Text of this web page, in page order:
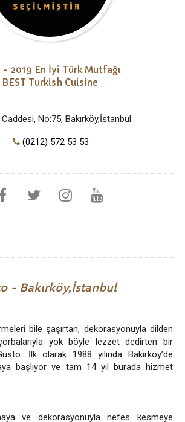
- 2019 En İyi Türk Mutfağı
BEST Turkish Cuisine
No:75, Bakırköy,İstanbul
(0212) 572 53 53
- Bakırköy,İstanbul
bile şaşırtan, dekorasyonuyla dilden
yok böyle lezzet dedirten bir
İlk olarak 1988 yılında Bakırköy’de
başlıyor ve tam 14 yıl burada hizmet
ve dekorasyonuyla nefes kesmeye